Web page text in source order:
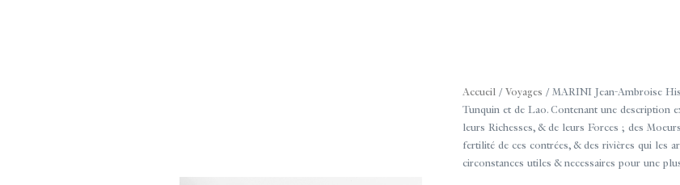
Accueil/ Voyages / MARINI Jean-Ambroise
Tunquin et de Lao. Contenant une description
leurs Richesses, & de leurs Forces ; des
fertilité de ces contrées, & des rivières qui les
circonstances utiles & necessaires pour une